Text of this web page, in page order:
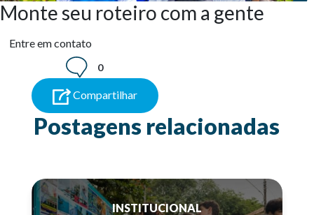
Monte seu roteiro com a gente
Entre em contato
0
Compartilhar
Postagens relacionadas
INSTITUCIONAL